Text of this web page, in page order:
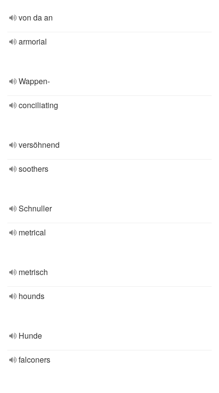
von da an
armorial
Wappen-
conciliating
versöhnend
soothers
Schnuller
metrical
metrisch
hounds
Hunde
falconers